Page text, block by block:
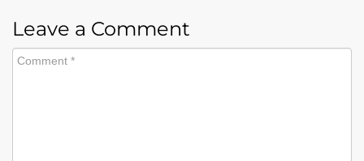
Leave a Comment